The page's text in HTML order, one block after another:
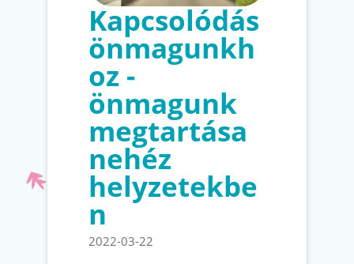
Kapcsolódás
önmagunkh
oz -
önmagunk
megtartása
nehéz
helyzetekbe
n
2022-03-22